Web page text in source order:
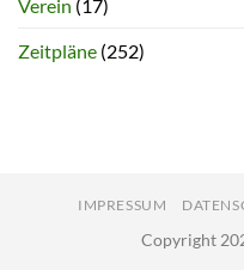
Verein (17)
Zeitpläne (252)
IMPRESSUM
Copyright